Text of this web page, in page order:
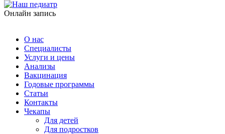
Онлайн запись
О нас
Специалисты
Услуги и цены
Анализы
Вакцинация
Годовые программы
Статьи
Контакты
Чекапы
Для детей
Для подростков